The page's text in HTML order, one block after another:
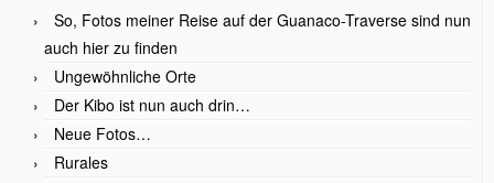
So, Fotos meiner Reise auf der Guanaco-Traverse sind nun
auch hier zu finden
Ungewöhnliche Orte
Der Kibo ist nun auch drin…
Neue Fotos…
Rurales